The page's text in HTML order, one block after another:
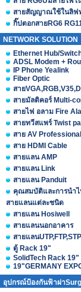
สายสัญญาณใช้ในลิฟ
กิ๊ปตอกสายRG6
NETWORK SOLUTION
Ethernet Hub/
ADSL Modem +
IP Phone Yealink
Fiber Optic
สาย
สายมัลติคอร์ Multi-
สายไฟ อลาม Fire
สายทวีสแพร์ Twist
สาย AV
สาย HDMI Cable
สายแลน AMP
สายแลน Link
สายแลน Panduit
คุณสมบัติและการนำไ
สายแลนแต่ละชนิด
สายแลน Hosiwell
สายแลนนอกอาคาร
สายแลนUTP,FTP,STP
ตู้ Rack 19"
SolidTech Rack 19"
19"GERMANY
อุปกรณ์ป้องกันฟ้าผ่า